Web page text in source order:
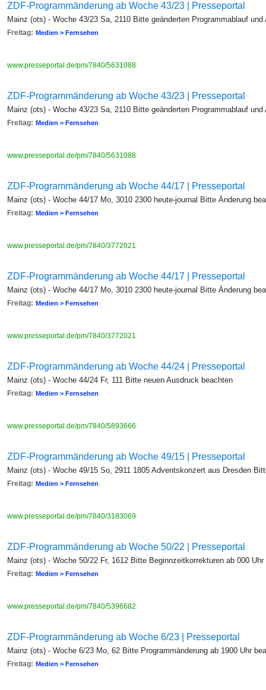
ZDF-Programmänderung ab Woche 43/23 | Presseportal
Mainz (ots) - Woche 43/23 Sa, 2110 Bitte geänderten Programmablauf
Freitag: Medien > Fernsehen
www.presseportal.de/pm/7840/5631088
ZDF-Programmänderung ab Woche 43/23 | Presseportal
Mainz (ots) - Woche 43/23 Sa, 2110 Bitte geänderten Programmablauf
Freitag: Medien > Fernsehen
www.presseportal.de/pm/7840/5631088
ZDF-Programmänderung ab Woche 44/17 | Presseportal
Mainz (ots) - Woche 44/17 Mo, 3010 2300 heute-journal Bitte Änderung
Freitag: Medien > Fernsehen
www.presseportal.de/pm/7840/3772021
ZDF-Programmänderung ab Woche 44/17 | Presseportal
Mainz (ots) - Woche 44/17 Mo, 3010 2300 heute-journal Bitte Änderung
Freitag: Medien > Fernsehen
www.presseportal.de/pm/7840/3772021
ZDF-Programmänderung ab Woche 44/24 | Presseportal
Mainz (ots) - Woche 44/24 Fr, 111 Bitte neuen Ausdruck beachten
Freitag: Medien > Fernsehen
www.presseportal.de/pm/7840/5893666
ZDF-Programmänderung ab Woche 49/15 | Presseportal
Mainz (ots) - Woche 49/15 So, 2911 1805 Adventskonzert aus Dresden
Freitag: Medien > Fernsehen
www.presseportal.de/pm/7840/3183069
ZDF-Programmänderung ab Woche 50/22 | Presseportal
Mainz (ots) - Woche 50/22 Fr, 1612 Bitte Beginnzeitkorrekturen ab 000 Uhr
Freitag: Medien > Fernsehen
www.presseportal.de/pm/7840/5396682
ZDF-Programmänderung ab Woche 6/23 | Presseportal
Mainz (ots) - Woche 6/23 Mo, 62 Bitte Programmänderung ab 1900 Uhr
Freitag: Medien > Fernsehen